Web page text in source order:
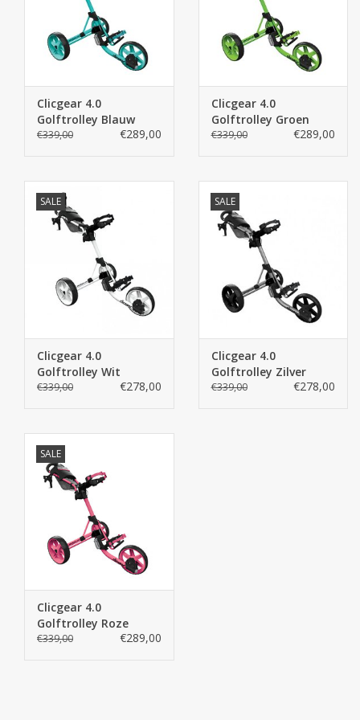
Clicgear 4.0
Golftrolley Blauw
€339,00 €289,00
Clicgear 4.0
Golftrolley Groen
€339,00 €289,00
SALE
Clicgear 4.0
Golftrolley Wit
€339,00 €278,00
SALE
Clicgear 4.0
Golftrolley Zilver
€339,00 €278,00
SALE
Clicgear 4.0
Golftrolley Roze
€339,00 €289,00